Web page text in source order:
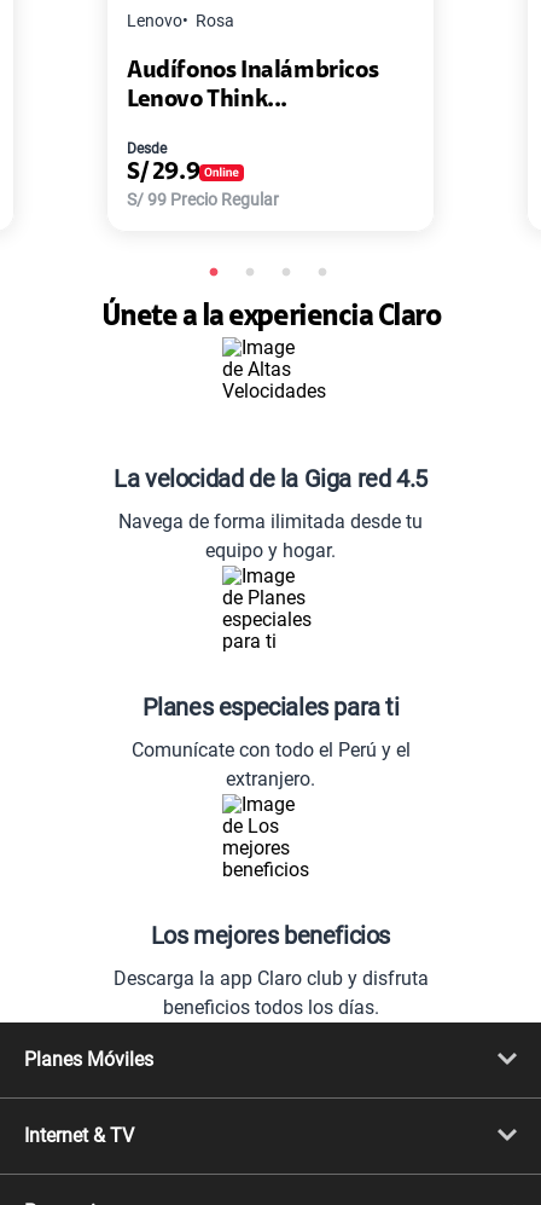
Master G Negro
Pack de 2 Power Bank Mini
Master-G ...
Desde
S/77.9
S/168Precio Regular
Únete a la experiencia Claro
La velocidad de la Giga red 4.5
Navega de forma ilimitada desde tu
equipo y hogar.
Planes especiales para ti
Comunícate con todo el Perú y el
extranjero.
Los mejores beneficios
Descarga la app Claro club y disfruta
beneficios todos los días.
Planes Móviles
Línea Nueva
Línea Adicional
Internet & TV